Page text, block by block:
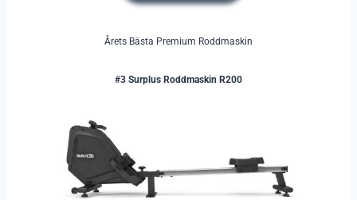
Årets Bästa Premium Roddmaskin
#3 Surplus Roddmaskin R200